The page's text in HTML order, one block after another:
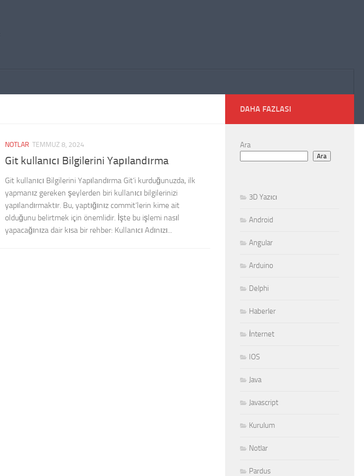
NOTLAR TEMMUZ 8, 2024
Git kullanıcı Bilgilerini Yapılandırma
Git kullanıcı Bilgilerini Yapılandırma Git’i kurduğunuzda, ilk
yapmanız gereken şeylerden biri kullanıcı bilgilerinizi
yapılandırmaktır. Bu, yaptığınız commit’lerin kime ait
olduğunu belirtmek için önemlidir. İşte bu işlemi nasıl
yapacağınıza dair kısa bir rehber: Kullanıcı Adınızı...
DAHA FAZLASI
Ara
Ara
3D Yazıcı
Android
Angular
Arduino
Delphi
Haberler
İnternet
IOS
Java
Javascript
Kurulum
Notlar
Pardus